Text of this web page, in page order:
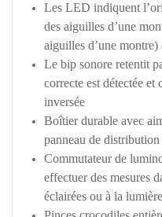
Les LED indiquent
des aiguilles d’une
aiguilles d’une montre)
Le bip sonore retentit
correcte est détectée et
inversée
Boîtier durable avec
panneau de
Commutateur de
effectuer des mesures
éclairées ou à la